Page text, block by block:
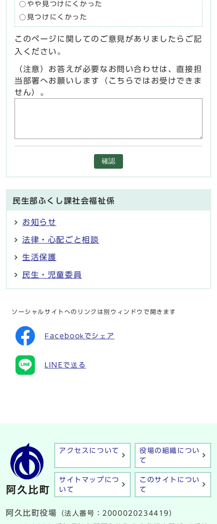
やや見つけにくかった
見つけにくかった
このページに関してのご意見がありましたらご記
入ください。
（注意）お答えが必要なお問い合わせは、直接担
当部署へお願いします（こちらではお受けできま
せん）。
確認
民生部ふくし課社会福祉係
お知らせ
法律・心配ごと相談
生活保護
民生・児童委員
ソーシャルサイトへのリンクは別ウィンドウで開きます
Facebookでシェア
LINEで送る
アクセスについて
役場の組織につい
て
サイトマップにつ
いて
このサイトについ
て
阿久比町役場
（法人番号：2000020234419）